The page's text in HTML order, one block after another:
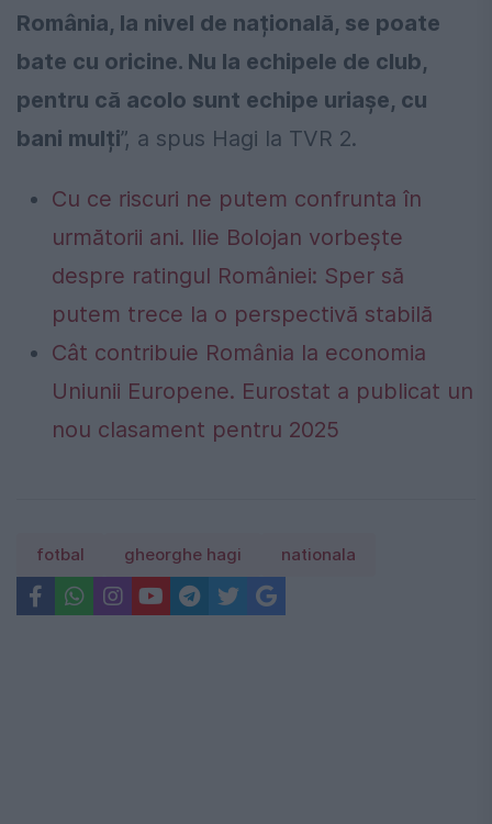
România, la nivel de națională, se poate
bate cu oricine. Nu la echipele de club,
pentru că acolo sunt echipe uriașe, cu
bani mulți”, a spus Hagi la TVR 2.
Cu ce riscuri ne putem confrunta în
următorii ani. Ilie Bolojan vorbește
despre ratingul României: Sper să
putem trece la o perspectivă stabilă
Cât contribuie România la economia
Uniunii Europene. Eurostat a publicat un
nou clasament pentru 2025
fotbal gheorghe hagi nationala